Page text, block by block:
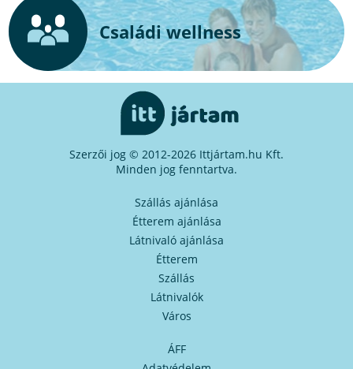
Családi wellness
Szerzői jog © 2012-2026 Ittjártam.hu Kft.
Minden jog fenntartva.
Szállás ajánlása
Étterem ajánlása
Látnivaló ajánlása
Étterem
Szállás
Látnivalók
Város
ÁFF